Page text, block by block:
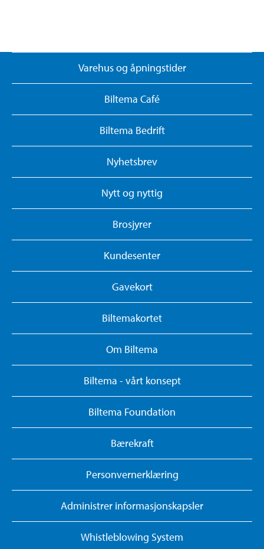
Varehus og åpningstider
Biltema Café
Biltema Bedrift
Nyhetsbrev
Nytt og nyttig
Brosjyrer
Kundesenter
Gavekort
Biltemakortet
Om Biltema
Biltema - vårt konsept
Biltema Foundation
Bærekraft
Personvernerklæring
Administrer informasjonskapsler
Whistleblowing System